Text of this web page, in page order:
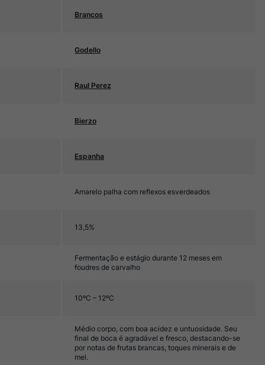
Brancos
Godello
Raul Perez
Bierzo
Espanha
Amarelo palha com reflexos esverdeados
13,5%
Fermentação e estágio durante 12 meses em
foudres de carvalho
10ºC – 12ºC
Médio corpo, com boa acidez e untuosidade. Seu
final de boca é agradável e fresco, destacando-se
por notas de frutas brancas, toques minerais e de
mel.